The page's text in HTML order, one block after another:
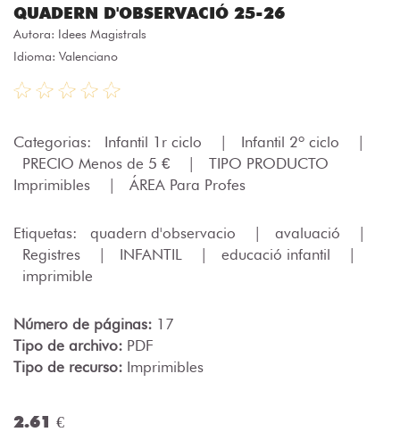
QUADERN D'OBSERVACIÓ 25-26
Autora: Idees Magistrals
Idioma: Valenciano
Categorias: Infantil 1r ciclo | Infantil 2º ciclo
|
PRECIO Menos de 5 €
|
TIPO PRODUCTO
Imprimibles
| ÁREA Para Profes
Etiquetas: quadern d'observacio | avaluació
|
Registres
| INFANTIL | educació infantil
|
imprimible
Número de páginas: 17
Tipo de archivo: PDF
Tipo de recurso: Imprimibles
2.61 €